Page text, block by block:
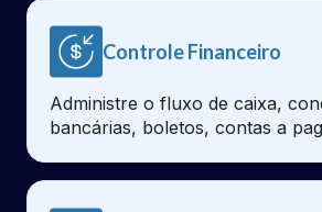
Controle Financeiro
Administre o fluxo de caixa,
bancárias, boletos, contas a